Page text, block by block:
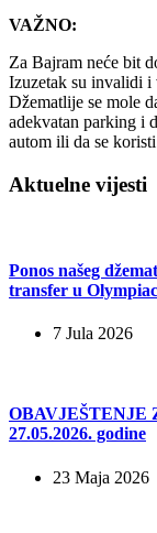
VAŽNO:
Za Bajram neće bit
Izuzetak su invalidi i
Džematlije se mole
adekvatan parking i
autom ili da se
Aktuelne vijesti
Ponos našeg
transfer u
7 Jula 2026
OBAVJEŠTENJE
27.05.2026. godine
23 Maja 2026